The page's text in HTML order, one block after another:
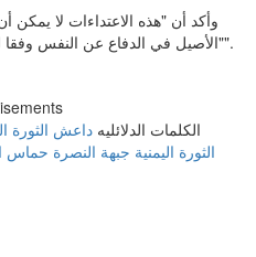
وأكد أن "هذه الاعتداءات لا يمكن
"الأصيل في الدفاع عن النفس وفقا للمادة (51) من ميثاق الأمم المتحدة".
الكلمات الدلائليه داعش الثورة
الثورة اليمنية جبهة النصرة حماس